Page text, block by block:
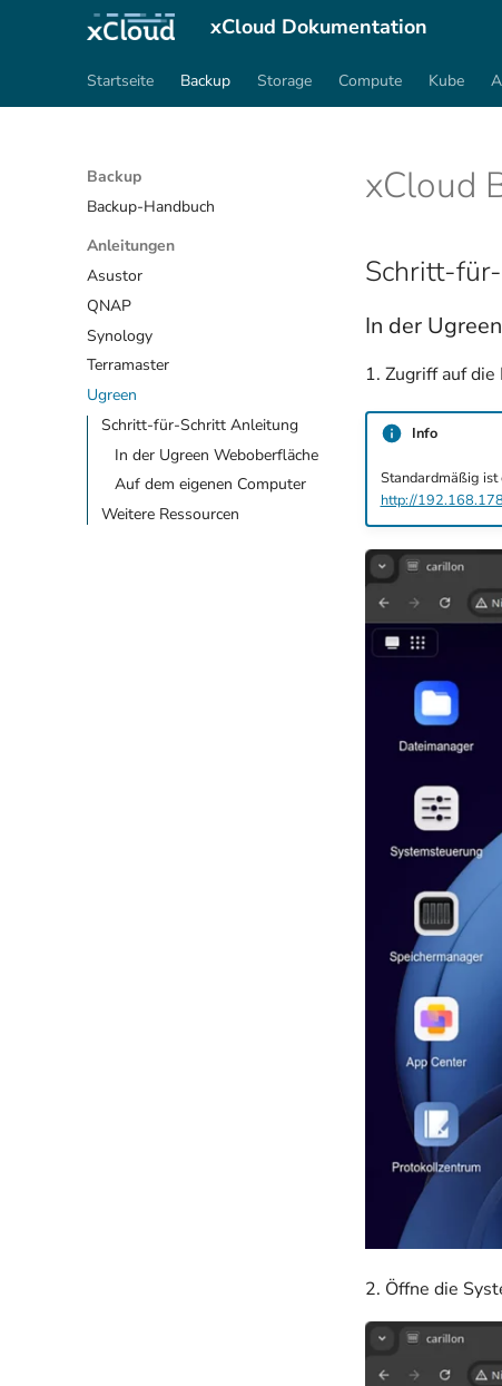
xCloud Dokumentation
Startseite Backup Storage Compute Kube
Backup
Backup-Handbuch
Anleitungen
Asustor
QNAP
Synology
Terramaster
Ugreen
Schritt-für-Schritt Anleitung
In der Ugreen Weboberfläche
Auf dem eigenen Computer
Weitere Ressourcen
xCloud
Schritt-
In der
1. Zugriff auf
Info
Standardmäßig ist
http://
2. Öffne die